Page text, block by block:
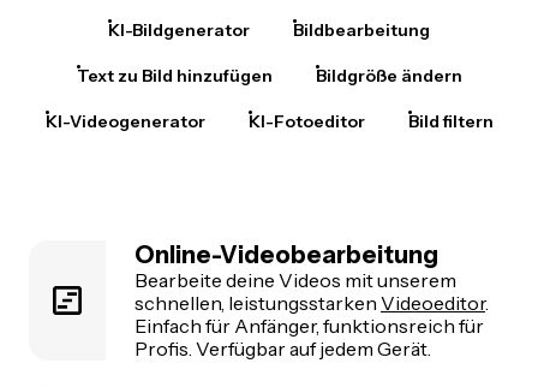
KI-Bildgenerator Bildbearbeitung
Text zu Bild hinzufügen Bildgröße ändern
KI-Videogenerator KI-Fotoeditor Bild filtern
Online-Videobearbeitung
Bearbeite deine Videos mit unserem
schnellen, leistungsstarken Videoeditor.
Einfach für Anfänger, funktionsreich für
Profis. Verfügbar auf jedem Gerät.